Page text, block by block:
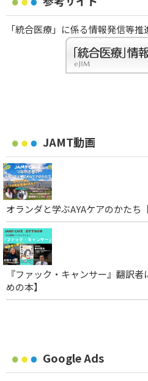
「統合医療」に係る情報発信等推
JAMT動画
オランダと学ぶAYAケアのかたち
『ファック・キャンサー』翻訳
めの本】
Google Ads